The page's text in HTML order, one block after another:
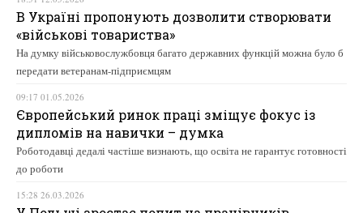
В Україні пропонують дозволити створювати
«військові товариства»
На думку військовослужбовця багато державних функцій можна було б
передати ветеранам-підприємцям
09:17 01.05.2026
Європейський ринок праці зміщує фокус із
дипломів на навички – думка
Роботодавці дедалі частіше визнають, що освіта не гарантує готовності
до роботи
15:28 26.03.2026